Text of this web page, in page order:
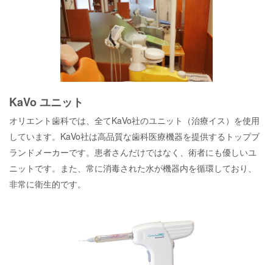
KaVo ユニット
オリエント歯科では、全てKaVo社のユニット（治療イス）を使用
しています。KaVo社は高品質な歯科医療機器を提供するトップブ
ランドメーカーです。患者さんだけではなく、術者にも優しいユ
ニットです。また、常に消毒された水が機器内を循環しており、
非常に衛生的です。